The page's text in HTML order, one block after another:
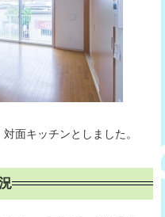
キッチンとしました。